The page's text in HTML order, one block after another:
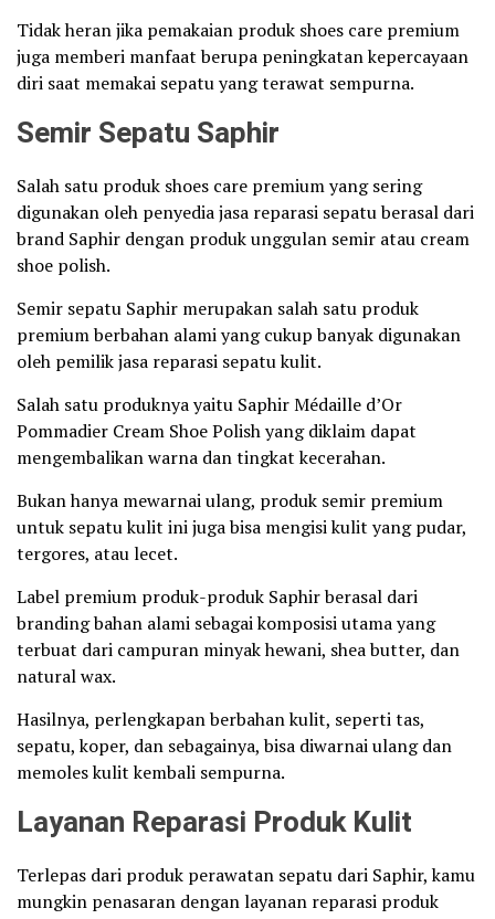
Tidak heran jika pemakaian produk shoes care premium
juga memberi manfaat berupa peningkatan kepercayaan
diri saat memakai sepatu yang terawat sempurna.
Semir Sepatu Saphir
Salah satu produk shoes care premium yang sering
digunakan oleh penyedia jasa reparasi sepatu berasal dari
brand Saphir dengan produk unggulan semir atau cream
shoe polish.
Semir sepatu Saphir merupakan salah satu produk
premium berbahan alami yang cukup banyak digunakan
oleh pemilik jasa reparasi sepatu kulit.
Salah satu produknya yaitu Saphir Médaille d’Or
Pommadier Cream Shoe Polish yang diklaim dapat
mengembalikan warna dan tingkat kecerahan.
Bukan hanya mewarnai ulang, produk semir premium
untuk sepatu kulit ini juga bisa mengisi kulit yang pudar,
tergores, atau lecet.
Label premium produk-produk Saphir berasal dari
branding bahan alami sebagai komposisi utama yang
terbuat dari campuran minyak hewani, shea butter, dan
natural wax.
Hasilnya, perlengkapan berbahan kulit, seperti tas,
sepatu, koper, dan sebagainya, bisa diwarnai ulang dan
memoles kulit kembali sempurna.
Layanan Reparasi Produk Kulit
Terlepas dari produk perawatan sepatu dari Saphir, kamu
mungkin penasaran dengan layanan reparasi produk